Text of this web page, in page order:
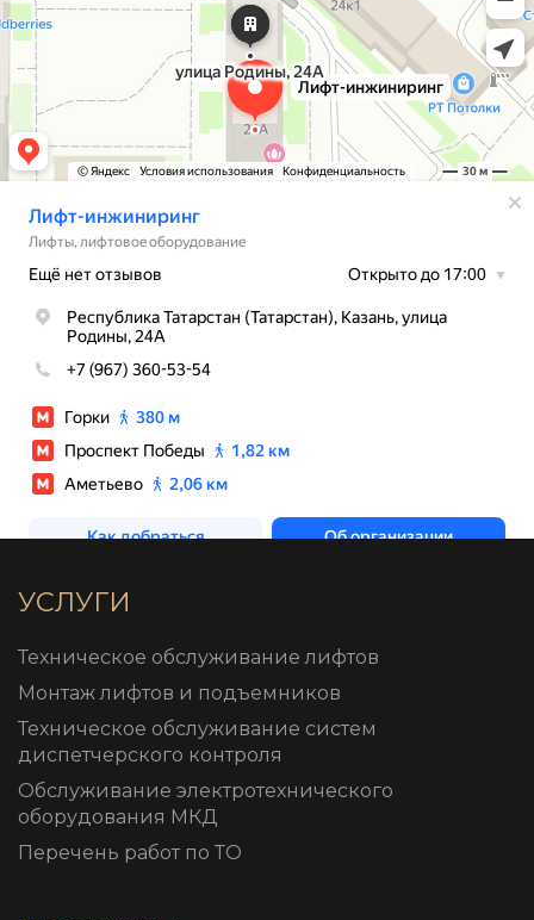
УСЛУГИ
Техническое обслуживание лифтов
Монтаж лифтов и подъемников
Техническое обслуживание систем
диспетчерского контроля
Обслуживание электротехнического
оборудования МКД
Перечень работ по ТО